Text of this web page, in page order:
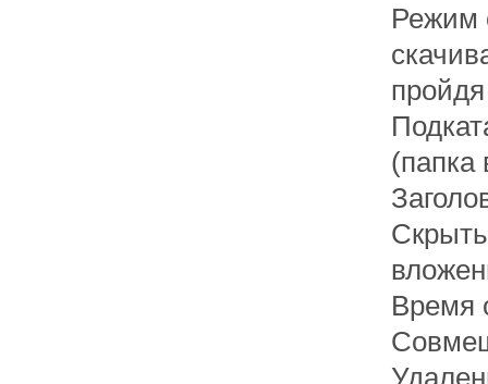
Режим
(папка
Время